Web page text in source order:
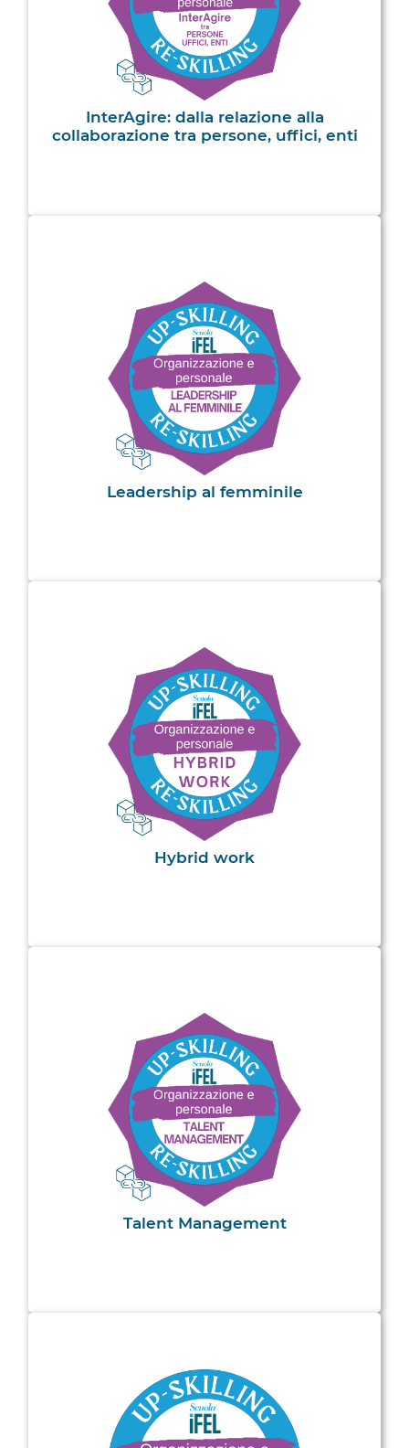
InterAgire: dalla relazione alla
collaborazione tra persone, uffici, enti
Leadership al femminile
Hybrid work
Talent Management